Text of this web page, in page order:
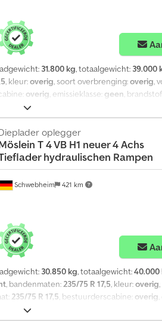
31.800 kg, totaalgewicht: 39.000
, kleur:overig, soort overbrenging:overig,
overig, emissieklasse: geen,
laagbed ca. 9.400 mm, voorwand ca.
24 sjorogen, 4 paar
en wijzigingen voorbehouden,
Schwebheim 421 km
oplegger
T 4 VB H1 neuer 4 Achs
hydraulischen Rampen
30.850 kg, totaalgewicht:40.000
, bandenmaten:235/75 R 17,5, kleur:overig
235/75 R 17,5, bestuurderscabine: overig
, ABS, Luchtvering met heffen en dalen,